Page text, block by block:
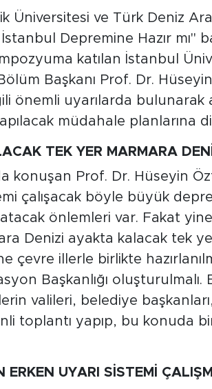
Üniversitesi ve Türk Deniz
Depremine Hazır mı"
katılan İstanbul
Başkanı Prof. Dr.
önemli uyarılarda
müdahale planlarına
TEK YER MARMARA
konuşan Prof. Dr. Hüseyin
çalışacak böyle büyük
önlemleri var. Fakat
Denizi ayakta kalacak tek
çevre illerle birlikte
Başkanlığı oluşturulmalı.
valileri, belediye
toplantı yapıp, bu konuda
ERKEN UYARI SİSTEMİ